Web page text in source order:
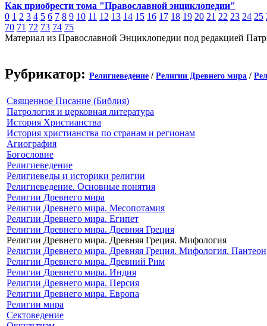
Как приобрести тома "Православной энциклопедии"
0 1 2 3 4 5 6 7 8 9 10 11 12 13 14 15 16 17 18 19 20 21 22 23 24 25
70 71 72 73 74 75
Материал из Православной Энциклопедии под редакцией
Рубрикатор: Религиеведение / Религии Древнего мира /
Священное Писание (Библия)
Патрология и церковная литература
История Христианства
История христианства по странам и регионам
Агиография
Богословие
Религиеведение
Религиеведы и историки религии
Религиеведение. Основные понятия
Религии Древнего мира
Религии Древнего мира. Месопотамия
Религии Древнего мира. Египет
Религии Древнего мира. Древняя Греция
Религии Древнего мира. Древняя Греция. Мифология
Религии Древнего мира. Древняя Греция. Мифология. Пантеон
Религии Древнего мира. Древний Рим
Религии Древнего мира. Индия
Религии Древнего мира. Персия
Религии Древнего мира. Европа
Религии мира
Сектоведение